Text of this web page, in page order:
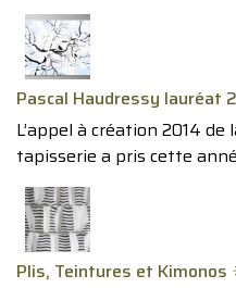
Pascal Haudressy lauréat
L’appel à création 2014
tapisserie a pris cette
Plis, Teintures et Kimonos